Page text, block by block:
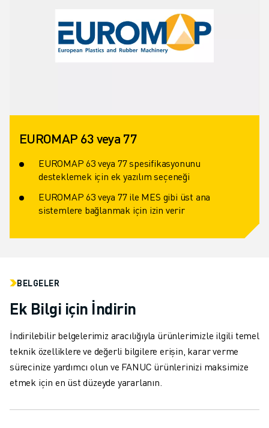
EUROMAP 63 veya 77
EUROMAP 63 veya 77 spesifikasyonunu
desteklemek için ek yazılım seçeneği
EUROMAP 63 veya 77 ile MES gibi üst ana
sistemlere bağlanmak için izin verir
BELGELER
Ek Bilgi için İndirin
İndirilebilir belgelerimiz aracılığıyla ürünlerimizle ilgili temel
teknik özelliklere ve değerli bilgilere erişin, karar verme
sürecinize yardımcı olun ve FANUC ürünlerinizi maksimize
etmek için en üst düzeyde yararlanın.